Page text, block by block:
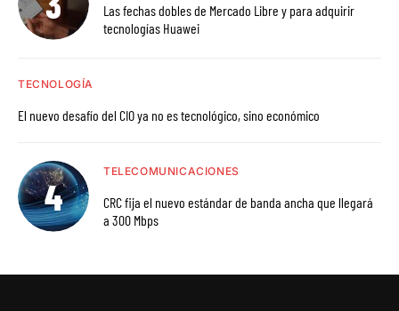
Las fechas dobles de Mercado Libre y para adquirir
tecnologías Huawei
TECNOLOGÍA
El nuevo desafío del CIO ya no es tecnológico, sino económico
TELECOMUNICACIONES
CRC fija el nuevo estándar de banda ancha que llegará
a 300 Mbps